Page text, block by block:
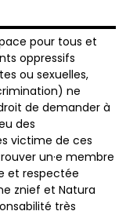
pour tous et
oppressifs
ou sexuelles,
ne
de demander à
des
victime de ces
un·e membre
et respectée
znief et Natura
très